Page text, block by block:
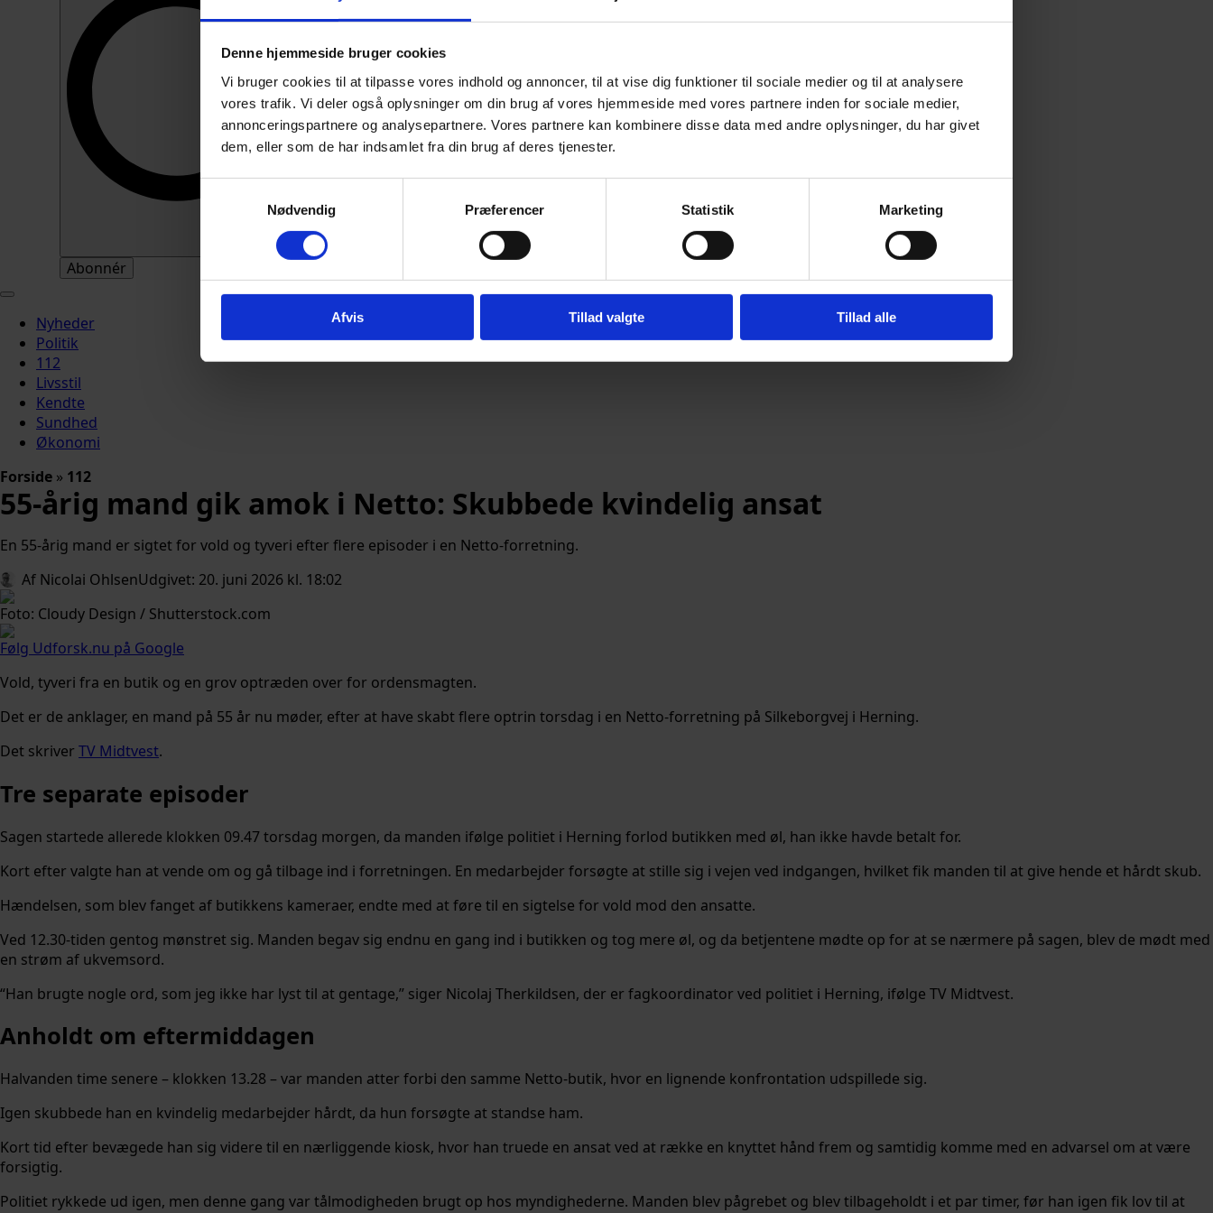
Denne hjemmeside bruger cookies
Vi bruger cookies til at tilpasse vores indhold og annoncer, til at vise dig funktioner til sociale medier og til at analysere
vores trafik. Vi deler også oplysninger om din brug af vores hjemmeside med vores partnere inden for sociale medier,
annonceringspartnere og analysepartnere. Vores partnere kan kombinere disse data med andre oplysninger, du har givet
dem, eller som de har indsamlet fra din brug af deres tjenester.
Nødvendig
Præferencer Statistik Marketing
Afvis Tillad valgte Tillad alle
Abonnér
Nyheder
Politik
112
Livsstil
Kendte
Sundhed
Økonomi
Forside » 112
55-årig mand gik amok i Netto: Skubbede kvindelig ansat
En 55-årig mand er sigtet for vold og tyveri efter flere episoder i en Netto-forretning.
Af Nicolai OhlsenUdgivet: 20. juni 2026 kl. 18:02
Foto: Cloudy Design / Shutterstock.com
Følg Udforsk.nu på Google
Vold, tyveri fra en butik og en grov optræden over for ordensmagten.
Det er de anklager, en mand på 55 år nu møder, efter at have skabt flere optrin torsdag i en Netto-forretning på Silkeborgvej i Herning.
Det skriver TV Midtvest.
Tre separate episoder
Sagen startede allerede klokken 09.47 torsdag morgen, da manden ifølge politiet i Herning forlod butikken med øl, han ikke havde betalt for.
Kort efter valgte han at vende om og gå tilbage ind i forretningen. En medarbejder forsøgte at stille sig i vejen ved indgangen, hvilket fik manden til at give hende et hårdt skub.
Hændelsen, som blev fanget af butikkens kameraer, endte med at føre til en sigtelse for vold mod den ansatte.
Ved 12.30-tiden gentog mønstret sig. Manden begav sig endnu en gang ind i butikken og tog mere øl, og da betjentene mødte op for at se nærmere på sagen, blev de mødt med
en strøm af ukvemsord.
“Han brugte nogle ord, som jeg ikke har lyst til at gentage,” siger Nicolaj Therkildsen, der er fagkoordinator ved politiet i Herning, ifølge TV Midtvest.
Anholdt om eftermiddagen
Halvanden time senere – klokken 13.28 – var manden atter forbi den samme Netto-butik, hvor en lignende konfrontation udspillede sig.
Igen skubbede han en kvindelig medarbejder hårdt, da hun forsøgte at standse ham.
Kort tid efter bevægede han sig videre til en nærliggende kiosk, hvor han truede en ansat ved at række en knyttet hånd frem og samtidig komme med en advarsel om at være
forsigtig.
Politiet rykkede ud igen, men denne gang var tålmodigheden brugt op hos myndighederne. Manden blev pågrebet og blev tilbageholdt i et par timer, før han igen fik lov til at